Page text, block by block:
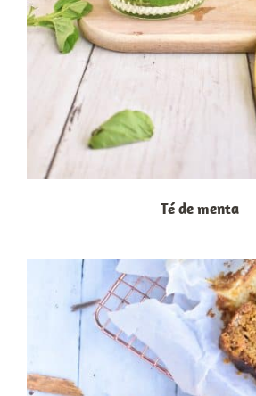
Té de menta